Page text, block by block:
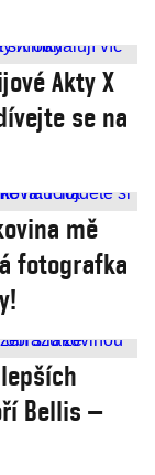
Akty X
se na
mě
fotografka
Bellis –